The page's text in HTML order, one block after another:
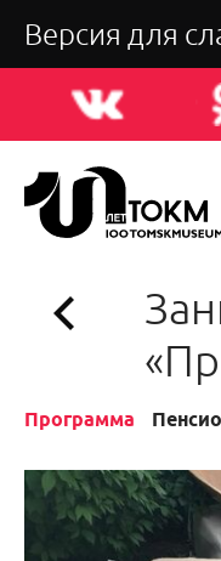
Версия для
Программа